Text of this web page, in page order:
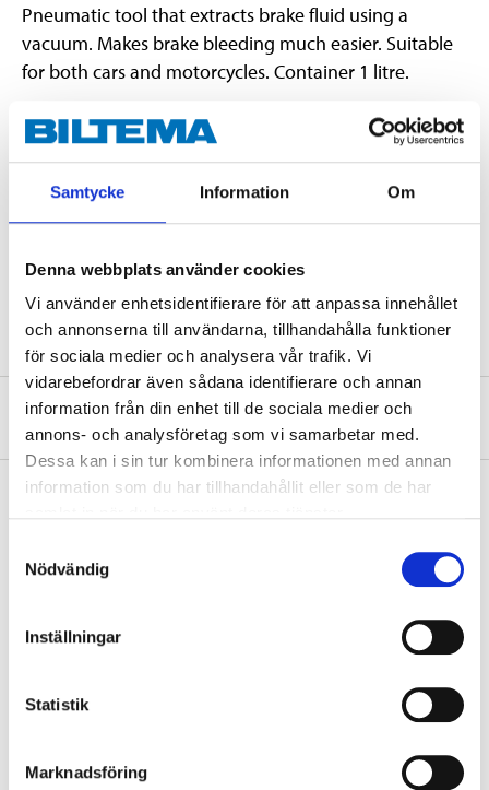
Samtycke Information Om
Denna webbplats använder cookies
Vi använder enhetsidentifierare för att anpassa innehållet
och annonserna till användarna, tillhandahålla funktioner
för sociala medier och analysera vår trafik. Vi
vidarebefordrar även sådana identifierare och annan
information från din enhet till de sociala medier och
annons- och analysföretag som vi samarbetar med.
Dessa kan i sin tur kombinera informationen med annan
information som du har tillhandahållit eller som de har
Nödvändig
Inställningar
Statistik
Marknadsföring
Pneumatic tool that extracts brake fluid using a
vacuum. Makes brake bleeding much easier. Suitable
for both cars and motorcycles. Container 1 litre.
Technical specifications
Volume
1 l
Connection
1/4 "
About the manufacturer
Pay & Collect in your local store within 2 hours! For more information
Other customers also bought